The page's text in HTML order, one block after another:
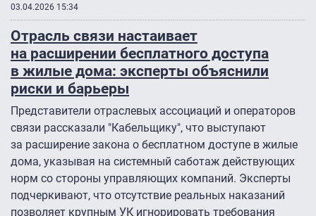
03.04.2026 15:34
Отрасль связи настаивает
на расширении бесплатного доступа
в жилые дома: эксперты объяснили
риски и барьеры
Представители отраслевых ассоциаций и операторов
связи рассказали "Кабельщику", что выступают
за расширение закона о бесплатном доступе в жилые
дома, указывая на системный саботаж действующих
норм со стороны управляющих компаний. Эксперты
подчеркивают, что отсутствие реальных наказаний
позволяет крупным УК игнорировать требования